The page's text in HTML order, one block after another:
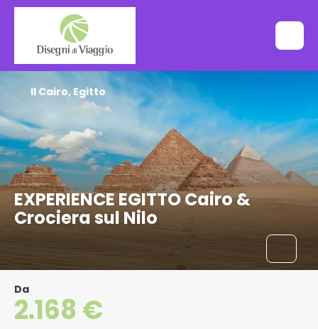
EXPERIENCE EGITTO Cairo &
Crociera sul Nilo
Il Cairo, Egitto
Da
2.168 €